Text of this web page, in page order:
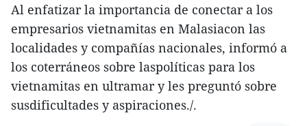
Al enfatizar la importancia de conectar a los
empresarios vietnamitas en Malasiacon las
localidades y compañías nacionales, informó a
los coterráneos sobre laspolíticas para los
vietnamitas en ultramar y les preguntó sobre
susdificultades y aspiraciones./.